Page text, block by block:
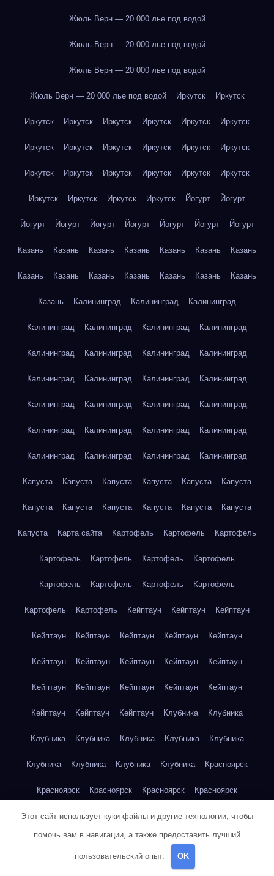
Жюль Верн — 20 000 лье под водой
Жюль Верн — 20 000 лье под водой
Жюль Верн — 20 000 лье под водой
Жюль Верн — 20 000 лье под водой Иркутск Иркутск
Иркутск Иркутск Иркутск Иркутск Иркутск Иркутск
Иркутск Иркутск Иркутск Иркутск Иркутск Иркутск
Иркутск Иркутск Иркутск Иркутск Иркутск Иркутск
Иркутск Иркутск Иркутск Иркутск Йогурт Йогурт
Йогурт Йогурт Йогурт Йогурт Йогурт Йогурт Йогурт
Казань Казань Казань Казань Казань Казань Казань
Казань Казань Казань Казань Казань Казань Казань
Казань Калининград Калининград Калининград
Калининград Калининград Калининград Калининград
Калининград Калининград Калининград Калининград
Калининград Калининград Калининград Калининград
Калининград Калининград Калининград Калининград
Калининград Калининград Калининград Калининград
Калининград Калининград Калининград Калининград
Капуста Капуста Капуста Капуста Капуста Капуста
Капуста Капуста Капуста Капуста Капуста Капуста
Капуста Карта сайта Картофель Картофель Картофель
Картофель Картофель Картофель Картофель
Картофель Картофель Картофель Картофель
Картофель Картофель Кейптаун Кейптаун Кейптаун
Кейптаун Кейптаун Кейптаун Кейптаун Кейптаун
Кейптаун Кейптаун Кейптаун Кейптаун Кейптаун
Кейптаун Кейптаун Кейптаун Кейптаун Кейптаун
Кейптаун Кейптаун Кейптаун Клубника Клубника
Клубника Клубника Клубника Клубника Клубника
Клубника Клубника Клубника Клубника Красноярск
Красноярск Красноярск Красноярск Красноярск
Красноярск Красноярск Красноярск Красноярск
Красноярск Красноярск Красноярск
Кукуруза
Этот сайт использует куки-файлы и другие технологии, чтобы
помочь вам в навигации, а также предоставить лучший
пользовательский опыт. OK